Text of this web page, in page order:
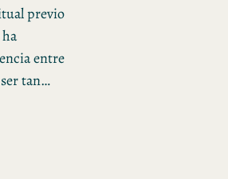
previo
entre
tan…